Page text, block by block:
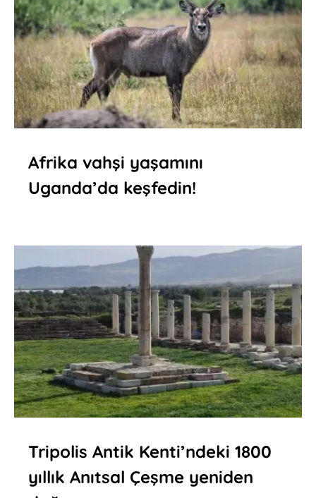
Afrika vahşi yaşamını
Uganda’da keşfedin!
Tripolis Antik Kenti’ndeki 1800
yıllık Anıtsal Çeşme yeniden